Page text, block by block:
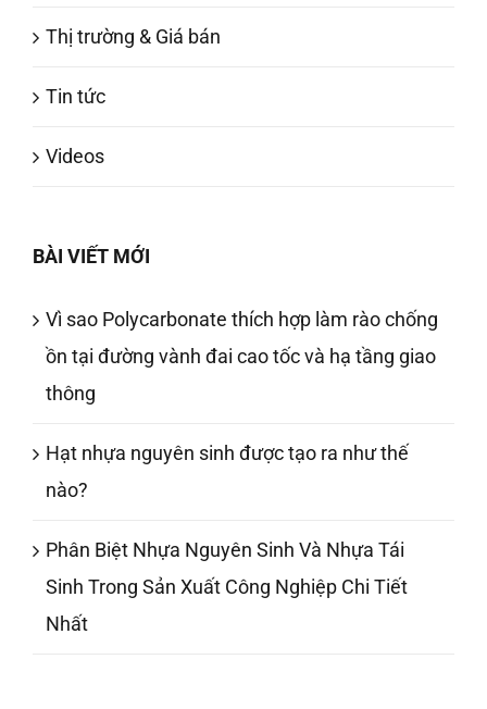
Thị trường & Giá bán
Tin tức
Videos
BÀI VIẾT MỚI
Vì sao Polycarbonate thích hợp làm rào chống
ồn tại đường vành đai cao tốc và hạ tầng giao
thông
Hạt nhựa nguyên sinh được tạo ra như thế
nào?
Phân Biệt Nhựa Nguyên Sinh Và Nhựa Tái
Sinh Trong Sản Xuất Công Nghiệp Chi Tiết
Nhất